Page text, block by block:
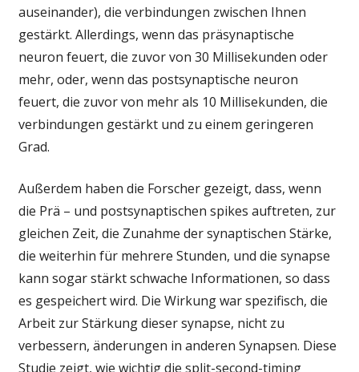
auseinander), die verbindungen zwischen Ihnen
gestärkt. Allerdings, wenn das präsynaptische
neuron feuert, die zuvor von 30 Millisekunden oder
mehr, oder, wenn das postsynaptische neuron
feuert, die zuvor von mehr als 10 Millisekunden, die
verbindungen gestärkt und zu einem geringeren
Grad.
Außerdem haben die Forscher gezeigt, dass, wenn
die Prä – und postsynaptischen spikes auftreten, zur
gleichen Zeit, die Zunahme der synaptischen Stärke,
die weiterhin für mehrere Stunden, und die synapse
kann sogar stärkt schwache Informationen, so dass
es gespeichert wird. Die Wirkung war spezifisch, die
Arbeit zur Stärkung dieser synapse, nicht zu
verbessern, änderungen in anderen Synapsen. Diese
Studie zeigt, wie wichtig die split-second-timing